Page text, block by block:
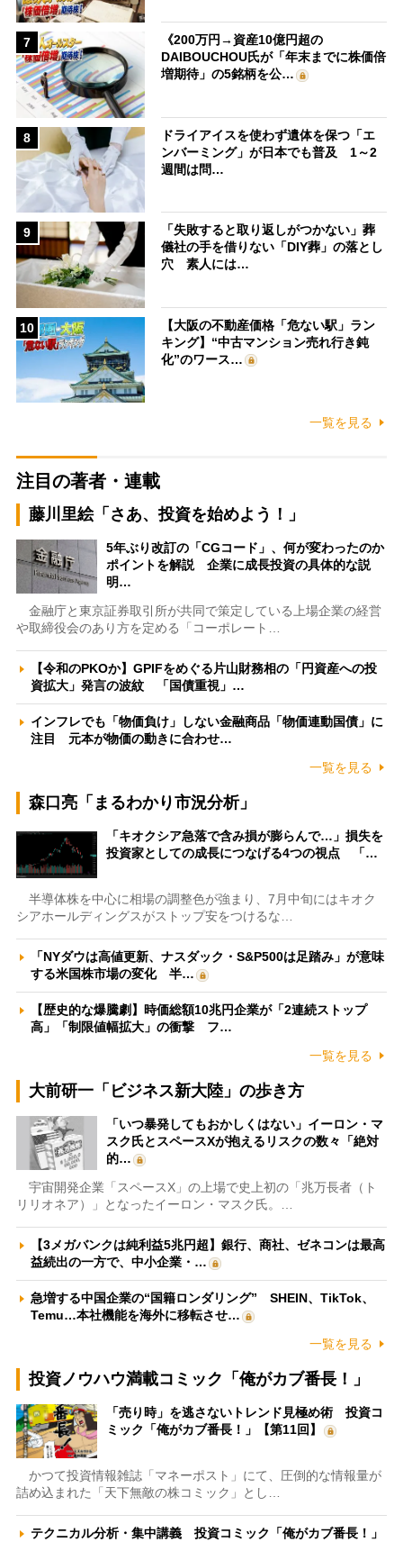
7
《200万円→資産10億円超の
DAIBOUCHOU氏が「年末までに株価倍
増期待」の5銘柄を公…
8
ドライアイスを使わず遺体を保つ「エ
ンバーミング」が日本でも普及 1～2
週間は問…
9
「失敗すると取り返しがつかない」葬
儀社の手を借りない「DIY葬」の落とし
穴 素人には…
10
【大阪の不動産価格「危ない駅」ラン
キング】“中古マンション売れ行き鈍
化”のワース…
一覧を見る
注目の著者・連載
藤川里絵「さあ、投資を始めよう！」
5年ぶり改訂の「CGコード」、何が変わったのか
ポイントを解説 企業に成長投資の具体的な説
明…
金融庁と東京証券取引所が共同で策定している上場企業の経営
や取締役会のあり方を定める「コーポレート…
【令和のPKOか】GPIFをめぐる片山財務相の「円資産への投
資拡大」発言の波紋 「国債重視」…
インフレでも「物価負け」しない金融商品「物価連動国債」に
注目 元本が物価の動きに合わせ…
一覧を見る
森口亮「まるわかり市況分析」
「キオクシア急落で含み損が膨らんで…」損失を
投資家としての成長につなげる4つの視点 「…
半導体株を中心に相場の調整色が強まり、7月中旬にはキオク
シアホールディングスがストップ安をつけるな…
「NYダウは高値更新、ナスダック・S&P500は足踏み」が意味
する米国株市場の変化 半…
【歴史的な爆騰劇】時価総額10兆円企業が「2連続ストップ
高」「制限値幅拡大」の衝撃 フ…
一覧を見る
大前研一「ビジネス新大陸」の歩き方
「いつ暴発してもおかしくはない」イーロン・マ
スク氏とスペースXが抱えるリスクの数々「絶対
的…
宇宙開発企業「スペースX」の上場で史上初の「兆万長者（ト
リリオネア）」となったイーロン・マスク氏。…
【3メガバンクは純利益5兆円超】銀行、商社、ゼネコンは最高
益続出の一方で、中小企業・…
急増する中国企業の“国籍ロンダリング” SHEIN、TikTok、
Temu…本社機能を海外に移転させ…
一覧を見る
投資ノウハウ満載コミック「俺がカブ番長！」
「売り時」を逃さないトレンド見極め術 投資コ
ミック「俺がカブ番長！」【第11回】
かつて投資情報雑誌「マネーポスト」にて、圧倒的な情報量が
詰め込まれた「天下無敵の株コミック」とし…
テクニカル分析・集中講義 投資コミック「俺がカブ番長！」